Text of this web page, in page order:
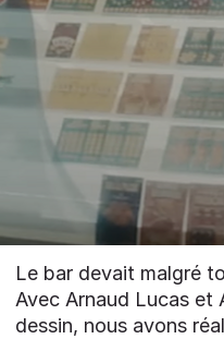
Le bar devait malgré
Avec Arnaud Lucas et
dessin, nous avons